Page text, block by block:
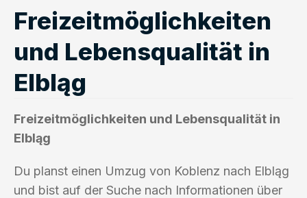
Freizeitmöglichkeiten
und Lebensqualität in
Elbląg
Freizeitmöglichkeiten und Lebensqualität in
Elbląg
Du planst einen Umzug von Koblenz nach Elbląg
und bist auf der Suche nach Informationen über